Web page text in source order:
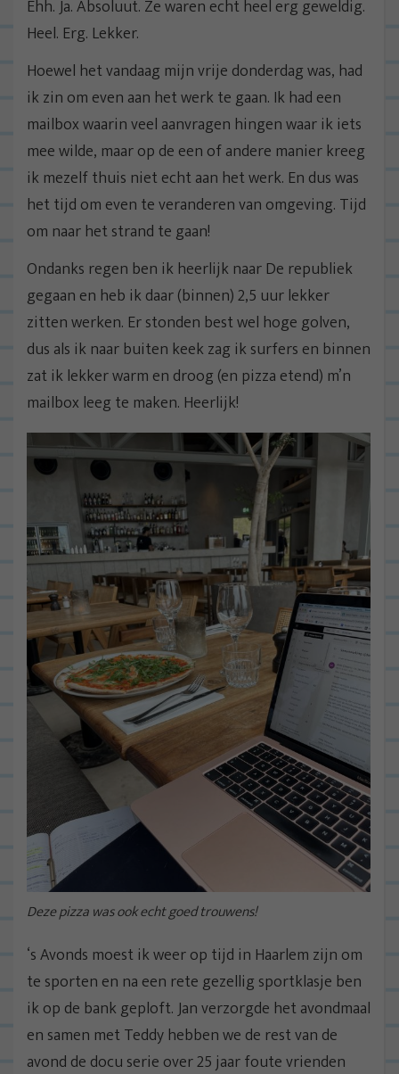
Ehh. Ja. Absoluut. Ze waren echt heel erg geweldig.
Heel. Erg. Lekker.
Hoewel het vandaag mijn vrije donderdag was, had
ik zin om even aan het werk te gaan. Ik had een
mailbox waarin veel aanvragen hingen waar ik iets
mee wilde, maar op de een of andere manier kreeg
ik mezelf thuis niet echt aan het werk. En dus was
het tijd om even te veranderen van omgeving. Tijd
om naar het strand te gaan!
Ondanks regen ben ik heerlijk naar De republiek
gegaan en heb ik daar (binnen) 2,5 uur lekker
zitten werken. Er stonden best wel hoge golven,
dus als ik naar buiten keek zag ik surfers en binnen
zat ik lekker warm en droog (en pizza etend) m’n
mailbox leeg te maken. Heerlijk!
Deze pizza was ook echt goed trouwens!
‘s Avonds moest ik weer op tijd in Haarlem zijn om
te sporten en na een rete gezellig sportklasje ben
ik op de bank geploft. Jan verzorgde het avondmaal
en samen met Teddy hebben we de rest van de
avond de docu serie over 25 jaar foute vrienden